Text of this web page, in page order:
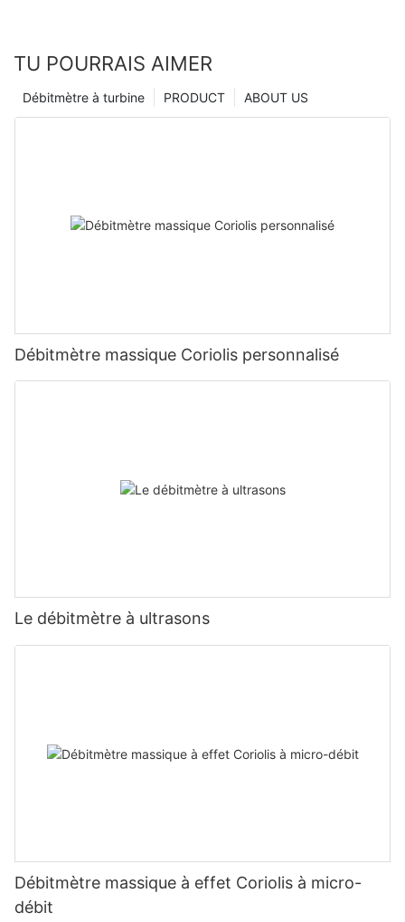
TU POURRAIS AIMER
ABOUT US
PRODUCT
Débitmètre à turbine
Débitmètre massique Coriolis personnalisé
Le débitmètre à ultrasons
Débitmètre massique à effet Coriolis à micro-
débit